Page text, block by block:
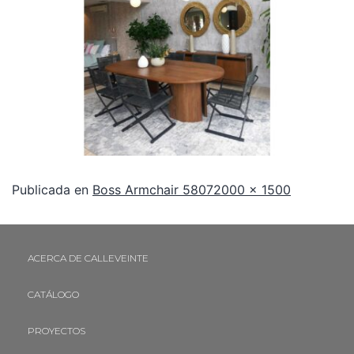
Publicada en Boss Armchair 58072000 × 1500
ACERCA DE CALLEVEINTE
CATÁLOGO
PROYECTOS